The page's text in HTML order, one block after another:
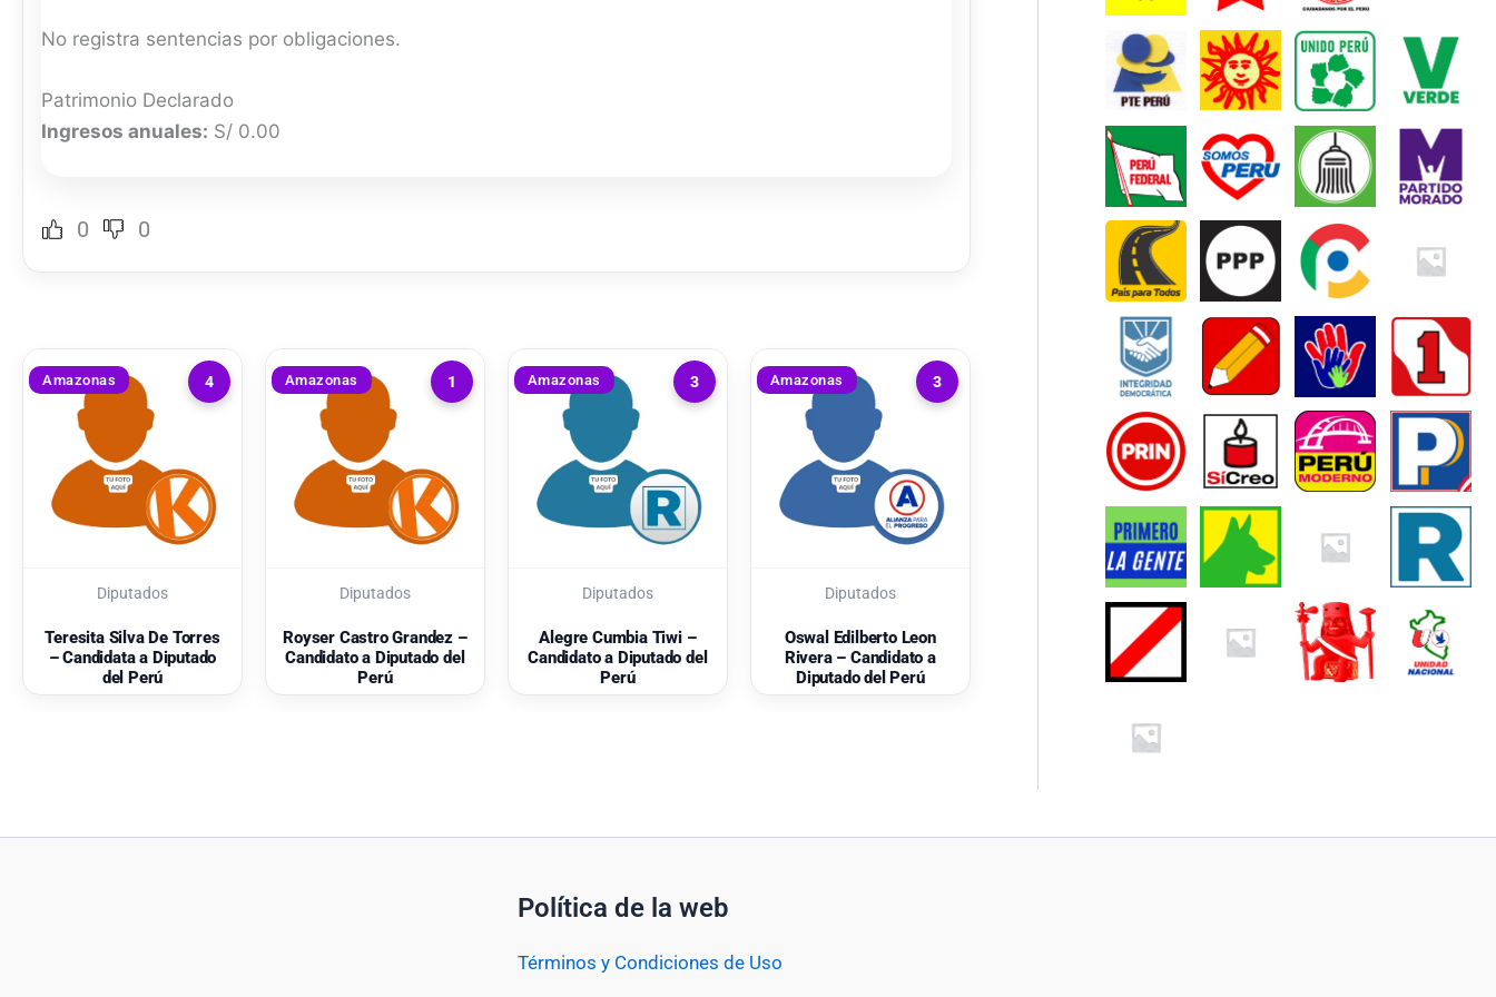
No registra sentencias por obligaciones.
Patrimonio Declarado
Ingresos anuales: S/ 0.00
0 0
4
Amazonas
Diputados
Teresita Silva De Torres
– Candidata a Diputado
del Perú
1
Amazonas
Diputados
Royser Castro Grandez –
Candidato a Diputado del
Perú
3
Amazonas
Diputados
Alegre Cumbia Tiwi –
Candidato a Diputado del
Perú
3
Amazonas
Diputados
Oswal Edilberto Leon
Rivera – Candidato a
Diputado del Perú
Política de la web
Términos y Condiciones de Uso